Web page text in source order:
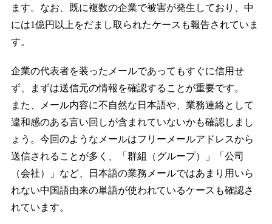
ます。なお、既に複数の企業で被害が発生しており、中
には1億円以上をだまし取られたケースも報告されていま
す。
企業の代表者を装ったメールであってもすぐに信用せ
ず、まずは送信元の情報を確認することが重要です。
また、メール内容に不自然な日本語や、業務連絡として
違和感のある言い回しが含まれていないかも確認しまし
ょう。今回のようなメールはフリーメールアドレスから
送信されることが多く、「群組（グループ）」「公司
（会社）」など、日本語の業務メールではあまり用いら
れない中国語由来の単語が使われているケースも確認さ
れています。